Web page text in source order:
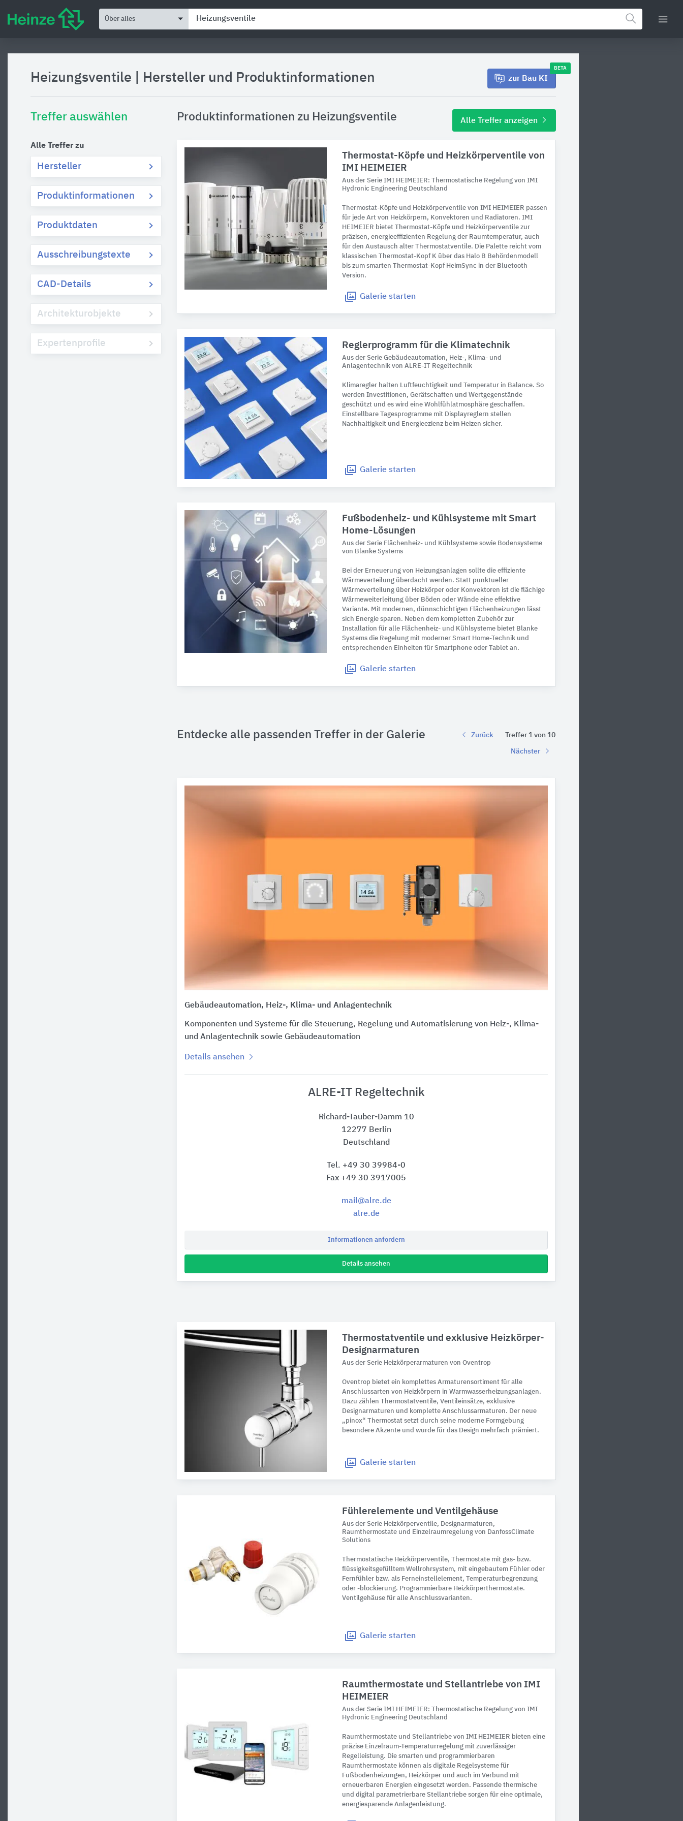
Über alles
Heizungsventile Hersteller und Produktinformationen zur Bau KI
BETA
Treffer auswählen
Alle Treffer zu
Hersteller
Produktinformationen
Produktdaten
Ausschreibungstexte
CAD-Details
Architekturobjekte
Expertenprofile
Produktinformationen zu Heizungsventile Alle Treffer anzeigen
Thermostat-Köpfe und Heizkörperventile von
IMI HEIMEIER
Aus der Serie IMI HEIMEIER: Thermostatische Regelung von IMI
Hydronic Engineering Deutschland
Thermostat-Köpfe und Heizkörperventile von IMI HEIMEIER passen
für jede Art von Heizkörpern, Konvektoren und Radiatoren. IMI
HEIMEIER bietet Thermostat-Köpfe und Heizkörperventile zur
präzisen, energieeffizienten Regelung der Raumtemperatur, auch
für den Austausch alter Thermostatventile. Die Palette reicht vom
klassischen Thermostat-Kopf K über das Halo B Behördenmodell
bis zum smarten Thermostat-Kopf HeimSync in der Bluetooth
Version.
Galerie starten
Reglerprogramm für die Klimatechnik
Aus der Serie Gebäudeautomation, Heiz-, Klima- und
Anlagentechnik von ALRE-IT Regeltechnik
Klimaregler halten Luftfeuchtigkeit und Temperatur in Balance. So
werden Investitionen, Gerätschaften und Wertgegenstände
geschützt und es wird eine Wohlfühlatmosphäre geschaffen.
Einstellbare Tagesprogramme mit Displayreglern stellen
Nachhaltigkeit und Energieezienz beim Heizen sicher.
Galerie starten
Fußbodenheiz- und Kühlsysteme mit Smart
Home-Lösungen
Aus der Serie Flächenheiz- und Kühlsysteme sowie Bodensysteme
von Blanke Systems
Bei der Erneuerung von Heizungsanlagen sollte die effiziente
Wärmeverteilung überdacht werden. Statt punktueller
Wärmeverteilung über Heizkörper oder Konvektoren ist die flächige
Wärmeweiterleitung über Böden oder Wände eine effektive
Variante. Mit modernen, dünnschichtigen Flächenheizungen lässt
sich Energie sparen. Neben dem kompletten Zubehör zur
Installation für alle Flächenheiz- und Kühlsysteme bietet Blanke
Systems die Regelung mit moderner Smart Home-Technik und
entsprechenden Einheiten für Smartphone oder Tablet an.
Galerie starten
Entdecke alle passenden Treffer in der Galerie Zurück Treffer 1 von 10
Nächster
Gebäudeautomation, Heiz-, Klima- und Anlagentechnik
Komponenten und Systeme für die Steuerung, Regelung und Automatisierung von Heiz-, Klima-
und Anlagentechnik sowie Gebäudeautomation
Details ansehen
ALRE-IT Regeltechnik
Richard-Tauber-Damm 10
12277 Berlin
Deutschland
Tel. +49 30 39984-0
Fax +49 30 3917005
mail@alre.de
alre.de
Informationen anfordern
Details ansehen
Thermostatventile und exklusive Heizkörper-
Designarmaturen
Aus der Serie Heizkörperarmaturen von Oventrop
Oventrop bietet ein komplettes Armaturensortiment für alle
Anschlussarten von Heizkörpern in Warmwasserheizungsanlagen.
Dazu zählen Thermostatventile, Ventileinsätze, exklusive
Designarmaturen und komplette Anschlussarmaturen. Der neue
„pinox“ Thermostat setzt durch seine moderne Formgebung
besondere Akzente und wurde für das Design mehrfach prämiert.
Galerie starten
Fühlerelemente und Ventilgehäuse
Aus der Serie Heizkörperventile, Designarmaturen,
Raumthermostate und Einzelraumregelung von DanfossClimate
Solutions
Thermostatische Heizkörperventile, Thermostate mit gas- bzw.
flüssigkeitsgefülltem Wellrohrsystem, mit eingebautem Fühler oder
Fernfühler bzw. als Ferneinstellelement, Temperaturbegrenzung
oder -blockierung. Programmierbare Heizkörperthermostate.
Ventilgehäuse für alle Anschlussvarianten.
Galerie starten
Raumthermostate und Stellantriebe von IMI
HEIMEIER
Aus der Serie IMI HEIMEIER: Thermostatische Regelung von IMI
Hydronic Engineering Deutschland
Raumthermostate und Stellantriebe von IMI HEIMEIER bieten eine
präzise Einzelraum-Temperaturregelung mit zuverlässiger
Regelleistung. Die smarten und programmierbaren
Raumthermostate können als digitale Regelsysteme für
Fußbodenheizungen, Heizkörper und auch im Verbund mit
erneuerbaren Energien eingesetzt werden. Passende thermische
und digital parametrierbare Stellantriebe sorgen für eine optimale,
energiesparende Anlagenleistung.